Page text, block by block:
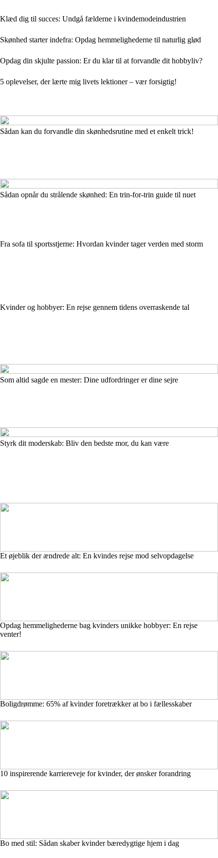
Klæd dig til succes: Undgå fælderne i kvindemodeindustrien
Skønhed starter indefra: Opdag hemmelighederne til naturlig glød
Opdag din skjulte passion: Er du klar til at forvandle dit hobbyliv?
5 oplevelser, der lærte mig livets lektioner – vær forsigtig!
Sådan kan du forvandle din skønhedsrutine med et enkelt trick!
Sådan opnår du strålende skønhed: En trin-for-trin guide til nuet
Fra sofa til sportsstjerne: Hvordan kvinder tager verden med storm
Kvinder og hobbyer: En rejse gennem tidens overraskende tal
Som altid sagde en mester: Dine udfordringer er dine sejre
Styrk dit moderskab: Bliv den bedste mor, du kan være
Et øjeblik der ændrede alt: En kvindes rejse mod selvopdagelse
Opdag hemmelighederne bag kvinders unikke hobbyer: En rejse
venter!
Boligdrømme: 65% af kvinder foretrækker at bo i fællesskaber
10 inspirerende karriereveje for kvinder, der ønsker forandring
Bo med stil: Sådan skaber kvinder bæredygtige hjem i dag